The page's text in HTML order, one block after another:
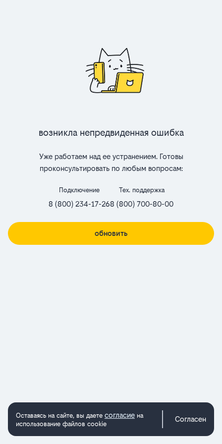
Возникла непредвиденная ошибка
Уже работаем над ее устранением. Готовы
проконсультировать по любым вопросам:
Подключение
8 (800) 234-17-26
Тех. поддержка
8 (800) 700-80-00
обновить
Оставаясь на сайте, вы даете согласие на
использование файлов cookie
Согласен